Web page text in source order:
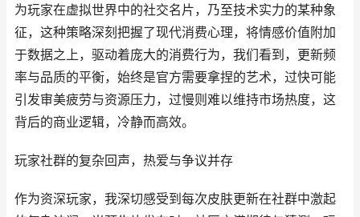
为玩家在虚拟世界中的社交名片，乃至技术实力的某种象
征，这种策略深刻把握了现代消费心理，将情感价值附加
于数据之上，驱动着庞大的消费行为，我们看到，更新频
率与品质的平衡，始终是官方需要拿捏的艺术，过快可能
引发审美疲劳与资源压力，过慢则难以维持市场热度，这
背后的商业逻辑，冷静而高效。
玩家社群的复杂回声，热爱与争议并存
作为资深玩家，我深切感受到每次皮肤更新在社群中激起